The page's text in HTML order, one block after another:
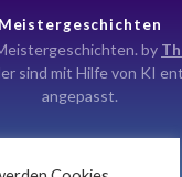
Meistergeschichten
by
sind mit Hilfe von KI
angepasst.